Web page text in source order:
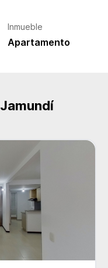
Inmueble
Apartamento
Jamundí